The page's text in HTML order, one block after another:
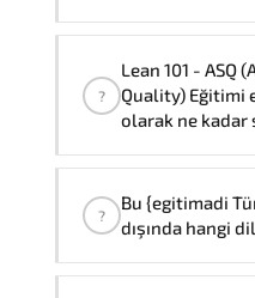
Quality)
grup olmak
Bire bir
?
Lean 101 - ASQ
Quality) Eğitimi
olarak ne
Lean 101 -
Quality)
sürmektedir,
?
Bu {egitimadi
dışında hangi